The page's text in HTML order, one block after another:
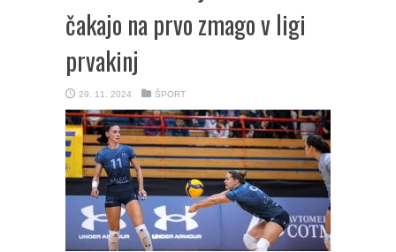
čakajo na prvo zmago v ligi
prvakinj
29. 11. 2024 ŠPORT